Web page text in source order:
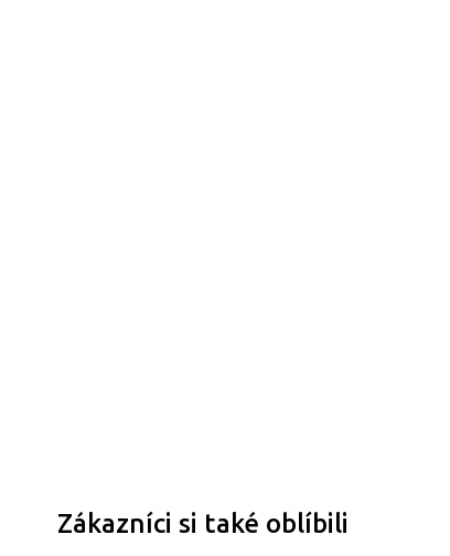
Zákazníci si také oblíbili